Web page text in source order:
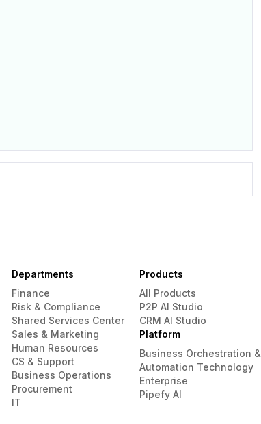
Departments
Finance
Risk & Compliance
Shared Services Center
Sales & Marketing
Human Resources
CS & Support
Business Operations
Procurement
IT
Products
All Products
P2P AI Studio
CRM AI Studio
Platform
Business Orchestration &
Automation Technology
Enterprise
Pipefy AI